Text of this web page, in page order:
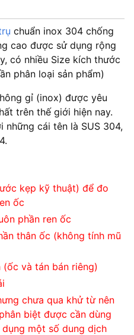
chuẩn inox 304 chống
cao được sử dụng rộng
có nhiều Size kích thước
phân loại sản phẩm)
gỉ (inox) được yêu
trên thế giới hiện nay.
cái tên là SUS 304,
kẹp kỹ thuật) để đo
ốc
phần ren ốc
thân ốc (không tính mũ
và tán bán riêng)
chưa qua khử từ nên
biệt được cần dùng
một số dung dịch